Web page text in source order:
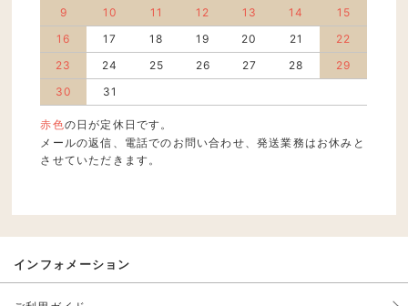
9
10 11 12 13 14
15
16
17 18 19 20 21
22
23
24 25 26 27 28
29
30
31
赤色の日が定休日です。
メールの返信、電話でのお問い合わせ、発送業務はお休みと
させていただきます。
インフォメーション